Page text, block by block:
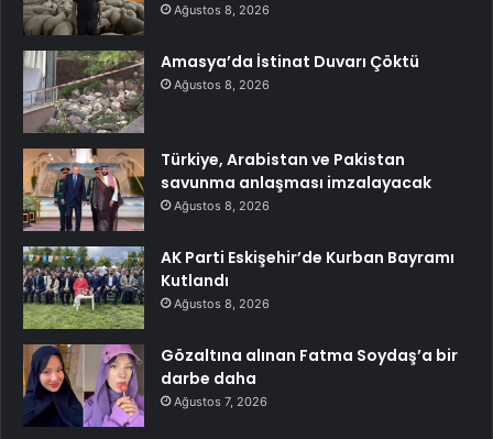
Ağustos 8, 2026
Amasya’da İstinat Duvarı Çöktü
Ağustos 8, 2026
Türkiye, Arabistan ve Pakistan
savunma anlaşması imzalayacak
Ağustos 8, 2026
AK Parti Eskişehir’de Kurban Bayramı
Kutlandı
Ağustos 8, 2026
Gözaltına alınan Fatma Soydaş’a bir
darbe daha
Ağustos 7, 2026